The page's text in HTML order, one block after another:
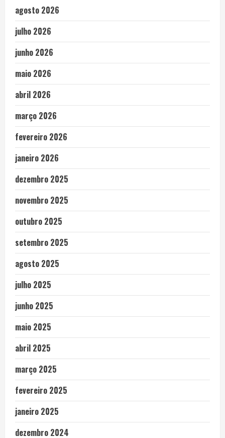
agosto 2026
julho 2026
junho 2026
maio 2026
abril 2026
março 2026
fevereiro 2026
janeiro 2026
dezembro 2025
novembro 2025
outubro 2025
setembro 2025
agosto 2025
julho 2025
junho 2025
maio 2025
abril 2025
março 2025
fevereiro 2025
janeiro 2025
dezembro 2024